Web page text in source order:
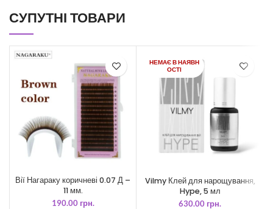
СУПУТНІ ТОВАРИ
Вії Нагараку коричневі 0.07 Д –
11 мм.
190.00 грн.
НЕМАЄ В НАЯВН
ОСТІ
Vilmy Клей для нарощування,
Hype, 5 мл
630.00 грн.